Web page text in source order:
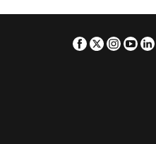
Agia Ermioni, Kuzey Ege Otel
Çeşme, İzmir Çevresi Otel
Facebook
Twitter